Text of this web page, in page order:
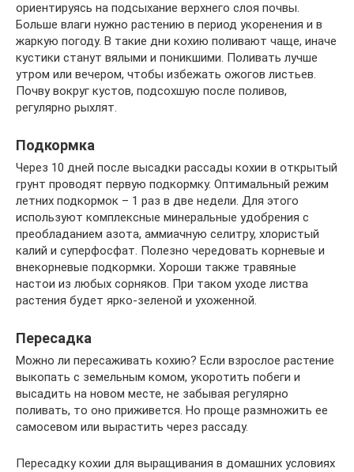
ориентируясь на подсыхание верхнего слоя почвы.
Больше влаги нужно растению в период укоренения и в
жаркую погоду. В такие дни кохию поливают чаще, иначе
кустики станут вялыми и поникшими. Поливать лучше
утром или вечером, чтобы избежать ожогов листьев.
Почву вокруг кустов, подсохшую после поливов,
регулярно рыхлят.
Подкормка
Через 10 дней после высадки рассады кохии в открытый
грунт проводят первую подкормку. Оптимальный режим
летних подкормок – 1 раз в две недели. Для этого
используют комплексные минеральные удобрения с
преобладанием азота, аммиачную селитру, хлористый
калий и суперфосфат. Полезно чередовать корневые и
внекорневые подкормки. Хороши также травяные
настои из любых сорняков. При таком уходе листва
растения будет ярко-зеленой и ухоженной.
Пересадка
Можно ли пересаживать кохию? Если взрослое растение
выкопать с земельным комом, укоротить побеги и
высадить на новом месте, не забывая регулярно
поливать, то оно приживется. Но проще размножить ее
самосевом или вырастить через рассаду.
Пересадку кохии для выращивания в домашних условиях